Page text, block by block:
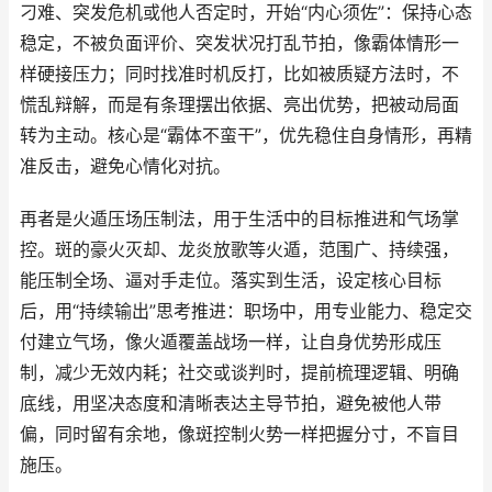
刁难、突发危机或他人否定时，开始“内心须佐”：保持心态
稳定，不被负面评价、突发状况打乱节拍，像霸体情形一
样硬接压力；同时找准时机反打，比如被质疑方法时，不
慌乱辩解，而是有条理摆出依据、亮出优势，把被动局面
转为主动。核心是“霸体不蛮干”，优先稳住自身情形，再精
准反击，避免心情化对抗。
再者是火遁压场压制法，用于生活中的目标推进和气场掌
控。斑的豪火灭却、龙炎放歌等火遁，范围广、持续强，
能压制全场、逼对手走位。落实到生活，设定核心目标
后，用“持续输出”思考推进：职场中，用专业能力、稳定交
付建立气场，像火遁覆盖战场一样，让自身优势形成压
制，减少无效内耗；社交或谈判时，提前梳理逻辑、明确
底线，用坚决态度和清晰表达主导节拍，避免被他人带
偏，同时留有余地，像斑控制火势一样把握分寸，不盲目
施压。